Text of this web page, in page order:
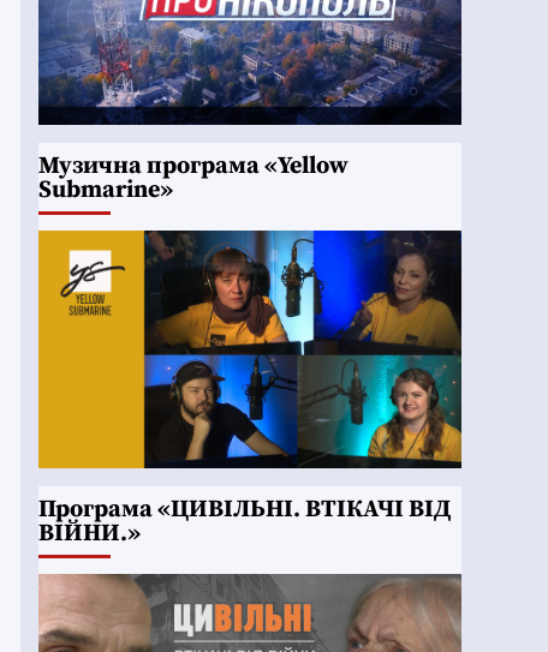
Музична програма «Yellow
Submarine»
Програма «ЦИВІЛЬНІ. ВТІКАЧІ ВІД
ВІЙНИ.»